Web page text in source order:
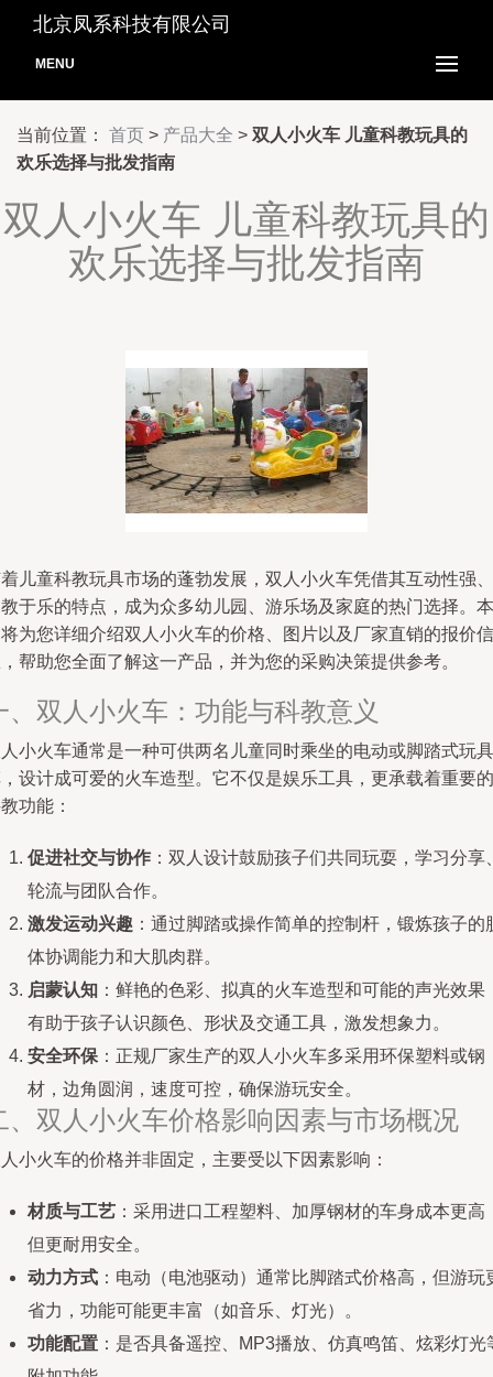
北京凤系科技有限公司
MENU
当前位置： 首页 > 产品大全 > 双人小火车 儿童科教玩具的
欢乐选择与批发指南
双人小火车 儿童科教玩具的
欢乐选择与批发指南
儿童科教玩具市场的蓬勃发展，双人小火车凭借其互动性强、
于乐的特点，成为众多幼儿园、游乐场及家庭的热门选择。本
为您详细介绍双人小火车的价格、图片以及厂家直销的报价信
帮助您全面了解这一产品，并为您的采购决策提供参考。
、双人小火车：功能与科教意义
小火车通常是一种可供两名儿童同时乘坐的电动或脚踏式玩具
设计成可爱的火车造型。它不仅是娱乐工具，更承载着重要的
功能：
促进社交与协作 ：双人设计鼓励孩子们共同玩耍，学习分享
轮流与团队合作。
激发运动兴趣 ：通过脚踏或操作简单的控制杆，锻炼孩子的
体协调能力和大肌肉群。
启蒙认知 ：鲜艳的色彩、拟真的火车造型和可能的声光效果
有助于孩子认识颜色、形状及交通工具，激发想象力。
安全环保 ：正规厂家生产的双人小火车多采用环保塑料或钢
材，边角圆润，速度可控，确保游玩安全。
、双人小火车价格影响因素与市场概况
小火车的价格并非固定，主要受以下因素影响：
材质与工艺 ：采用进口工程塑料、加厚钢材的车身成本更高
但更耐用安全。
动力方式 ：电动（电池驱动）通常比脚踏式价格高，但游玩
省力，功能可能更丰富（如音乐、灯光）。
功能配置 ：是否具备遥控、MP3播放、仿真鸣笛、炫彩灯光